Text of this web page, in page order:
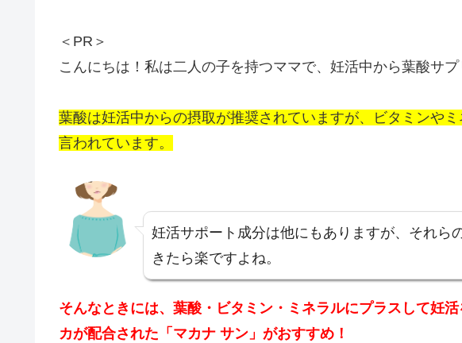
＜PR＞
こんにちは！私は二人の子を持つママで、妊活中から葉酸サプ
葉酸は妊活中からの摂取が推奨されていますが、ビタミンや
言われています。
妊活サポート成分は他にもありますが、それら
きたら楽ですよね。
そんなときには、葉酸・ビタミン・ミネラルにプラスして妊
カが配合された「マカナ サン」がおすすめ！